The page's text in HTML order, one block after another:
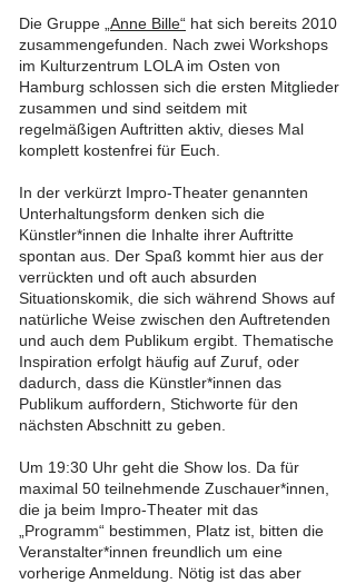
Die Gruppe „Anne Bille“ hat sich bereits 2010
zusammengefunden. Nach zwei Workshops
im Kulturzentrum LOLA im Osten von
Hamburg schlossen sich die ersten Mitglieder
zusammen und sind seitdem mit
regelmäßigen Auftritten aktiv, dieses Mal
komplett kostenfrei für Euch.
In der verkürzt Impro-Theater genannten
Unterhaltungsform denken sich die
Künstler*innen die Inhalte ihrer Auftritte
spontan aus. Der Spaß kommt hier aus der
verrückten und oft auch absurden
Situationskomik, die sich während Shows auf
natürliche Weise zwischen den Auftretenden
und auch dem Publikum ergibt. Thematische
Inspiration erfolgt häufig auf Zuruf, oder
dadurch, dass die Künstler*innen das
Publikum auffordern, Stichworte für den
nächsten Abschnitt zu geben.
Um 19:30 Uhr geht die Show los. Da für
maximal 50 teilnehmende Zuschauer*innen,
die ja beim Impro-Theater mit das
„Programm“ bestimmen, Platz ist, bitten die
Veranstalter*innen freundlich um eine
vorherige Anmeldung. Nötig ist das aber